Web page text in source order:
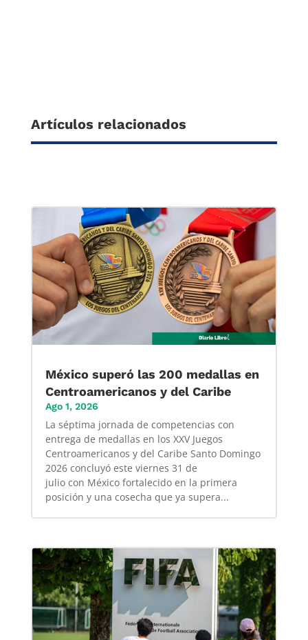
Artículos relacionados
México superó las 200 medallas en
Centroamericanos y del Caribe
Ago 1, 2026
La séptima jornada de competencias con
entrega de medallas en los XXV Juegos
Centroamericanos y del Caribe Santo Domingo
2026 concluyó este viernes 31 de
julio con México fortalecido en la primera
posición y una cosecha que ya supera...